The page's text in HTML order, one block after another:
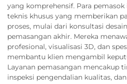
yang komprehensif. Para
teknis khusus yang memberikan
proses, mulai dari konsultasi
pemasangan akhir. Mereka
profesional, visualisasi 3D, dan
membantu klien mengambil
Layanan pemasangan mencakup
inspeksi pengendalian kualitas,